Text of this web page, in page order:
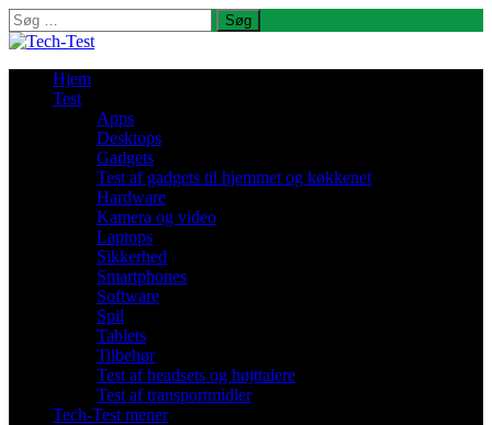
Søg
efter:
Hjem
Test
Apps
Desktops
Gadgets
Test af gadgets til hjemmet og køkkenet
Hardware
Kamera og video
Laptops
Sikkerhed
Smartphones
Software
Spil
Tablets
Tilbehør
Test af headsets og højttalere
Test af transportmidler
Tech-Test mener